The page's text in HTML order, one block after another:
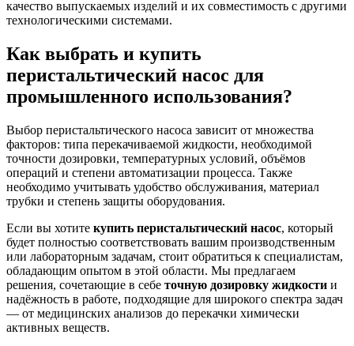
качество выпускаемых изделий и их совместимость с другими
технологическими системами.
Как выбрать и купить
перистальтический насос для
промышленного использования?
Выбор перистальтического насоса зависит от множества
факторов: типа перекачиваемой жидкости, необходимой
точности дозировки, температурных условий, объёмов
операций и степени автоматизации процесса. Также
необходимо учитывать удобство обслуживания, материал
трубки и степень защиты оборудования.
Если вы хотите купить перистальтический насос, который
будет полностью соответствовать вашим производственным
или лабораторным задачам, стоит обратиться к специалистам,
обладающим опытом в этой области. Мы предлагаем
решения, сочетающие в себе точную дозировку жидкости и
надёжность в работе, подходящие для широкого спектра задач
— от медицинских анализов до перекачки химически
активных веществ.